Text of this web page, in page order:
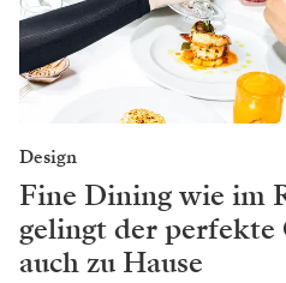
Design
Fine Dining wie im
gelingt der perfekte
auch zu Hause